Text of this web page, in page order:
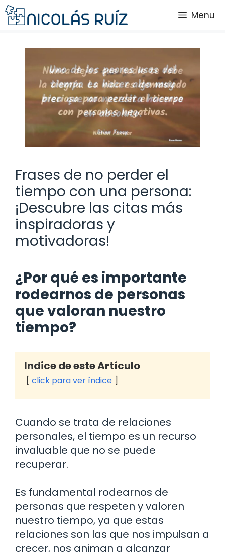
Saltar
al
Menu
Frases de no perder el
tiempo con una persona:
¡Descubre las citas más
inspiradoras y
motivadoras!
¿Por qué es importante
rodearnos de personas
que valoran nuestro
tiempo?
Indice de este Artículo
click para ver índice
Cuando se trata de relaciones
personales, el tiempo es un recurso
invaluable que no se puede
recuperar.
Es fundamental rodearnos de
personas que respeten y valoren
nuestro tiempo, ya que estas
relaciones son las que nos impulsan a
crecer, nos animan a alcanzar